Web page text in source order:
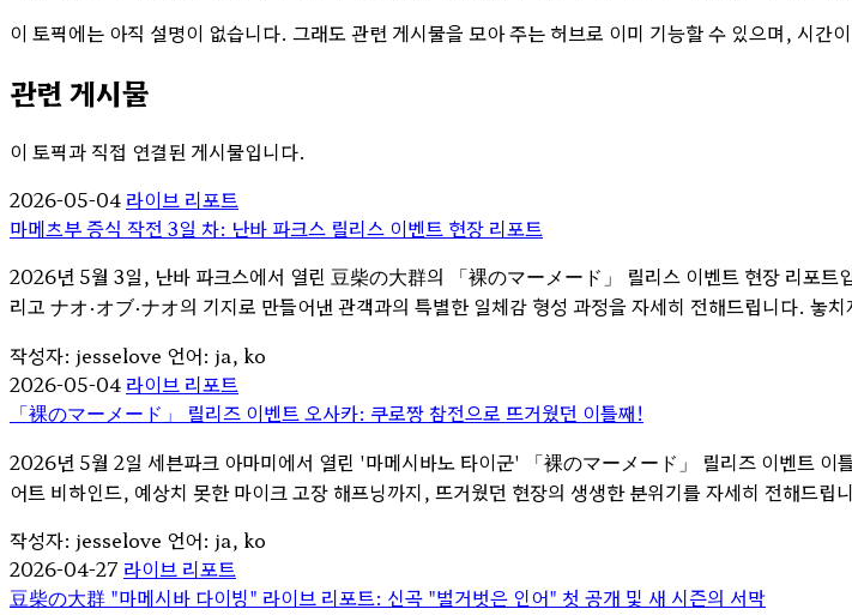
이 토픽에는 아직 설명이 없습니다. 그래도 관련 게시물을 모아 주는 허브로 이미 기능할 수 있으며, 시간
관련 게시물
이 토픽과 직접 연결된 게시물입니다.
2026-05-04 라이브 리포트
마메츠부 증식 작전 3일 차: 난바 파크스 릴리스 이벤트 현장 리포트
2026년 5월 3일, 난바 파크스에서 열린 豆柴の大群의 「裸のマーメード」 릴리스 이벤트 현장 리포트
리고 ナオ・オブ・ナオ의 기지로 만들어낸 관객과의 특별한 일체감 형성 과정을 자세히 전해드립니다. 놓
작성자: jesselove 언어: ja, ko
2026-05-04 라이브 리포트
「裸のマーメード」 릴리즈 이벤트 오사카: 쿠로짱 참전으로 뜨거웠던 이틀째!
2026년 5월 2일 세븐파크 아마미에서 열린 '마메시바노 타이군' 「裸のマーメード」 릴리즈 이벤트 이
어트 비하인드, 예상치 못한 마이크 고장 해프닝까지, 뜨거웠던 현장의 생생한 분위기를 자세히 전해드립
작성자: jesselove 언어: ja, ko
2026-04-27 라이브 리포트
豆柴の大群 "마메시바 다이빙" 라이브 리포트: 신곡 "벌거벗은 인어" 첫 공개 및 새 시즌의 서막